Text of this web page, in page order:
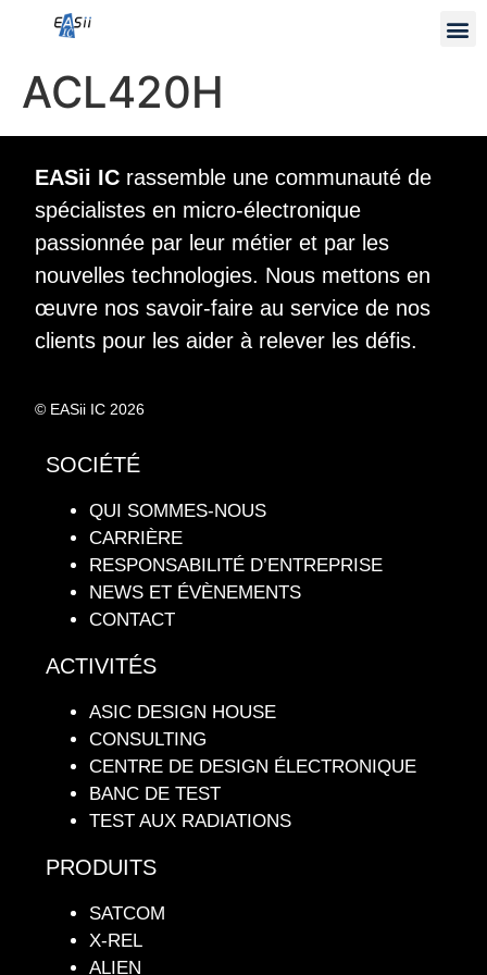
ACL420H
EASii IC rassemble une communauté de
spécialistes en micro-électronique
passionnée par leur métier et par les
nouvelles technologies. Nous mettons en
œuvre nos savoir-faire au service de nos
clients pour les aider à relever les défis.
© EASii IC 2026
SOCIÉTÉ
QUI SOMMES-NOUS
CARRIÈRE
RESPONSABILITÉ D’ENTREPRISE
NEWS ET ÉVÈNEMENTS
CONTACT
ACTIVITÉS
ASIC DESIGN HOUSE
CONSULTING
CENTRE DE DESIGN ÉLECTRONIQUE
BANC DE TEST
TEST AUX RADIATIONS
PRODUITS
SATCOM
X-REL
ALIEN